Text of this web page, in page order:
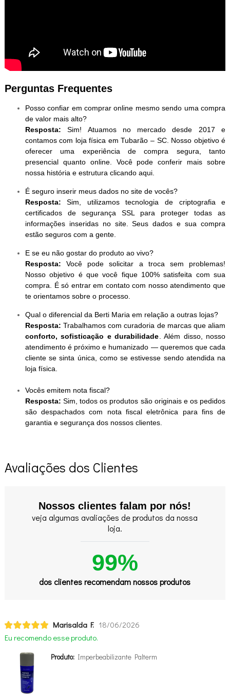
Perguntas Frequentes
Posso confiar em comprar online mesmo sendo uma compra
de valor mais alto?
Resposta: Sim! Atuamos no mercado desde 2017 e
contamos com loja física em Tubarão – SC. Nosso objetivo é
oferecer uma experiência de compra segura, tanto
presencial quanto online. Você pode conferir mais sobre
nossa história e estrutura clicando aqui.
É seguro inserir meus dados no site de vocês?
Resposta: Sim, utilizamos tecnologia de criptografia e
certificados de segurança SSL para proteger todas as
informações inseridas no site. Seus dados e sua compra
estão seguros com a gente.
E se eu não gostar do produto ao vivo?
Resposta: Você pode solicitar a troca sem problemas!
Nosso objetivo é que você fique 100% satisfeita com sua
compra. É só entrar em contato com nosso atendimento que
te orientamos sobre o processo.
Qual o diferencial da Berti Maria em relação a outras lojas?
Resposta: Trabalhamos com curadoria de marcas que aliam
conforto, sofisticação e durabilidade . Além disso, nosso
atendimento é próximo e humanizado — queremos que cada
cliente se sinta única, como se estivesse sendo atendida na
loja física.
Vocês emitem nota fiscal?
Resposta:Sim, todos os produtos são originais e os pedidos
são despachados com nota fiscal eletrônica para fins de
garantia e segurança dos nossos clientes.
Avaliações dos Clientes
Nossos clientes falam por nós!
veja algumas avaliações de produtos da nossa
loja.
99%
dos clientes recomendam nossos produtos
Marisalda F. 18/06/2026
Eu recomendo esse produto.
Produto:Imperbeabilizante Palterm